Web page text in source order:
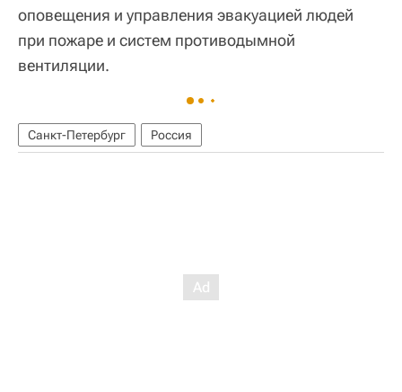
оповещения и управления эвакуацией людей
при пожаре и систем противодымной
вентиляции.
Санкт-Петербург Россия